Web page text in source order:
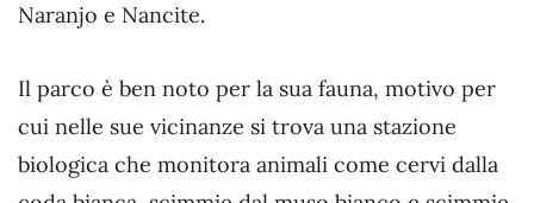
Naranjo e Nancite.
Il parco è ben noto per la sua fauna, motivo per
cui nelle sue vicinanze si trova una stazione
biologica che monitora animali come cervi dalla